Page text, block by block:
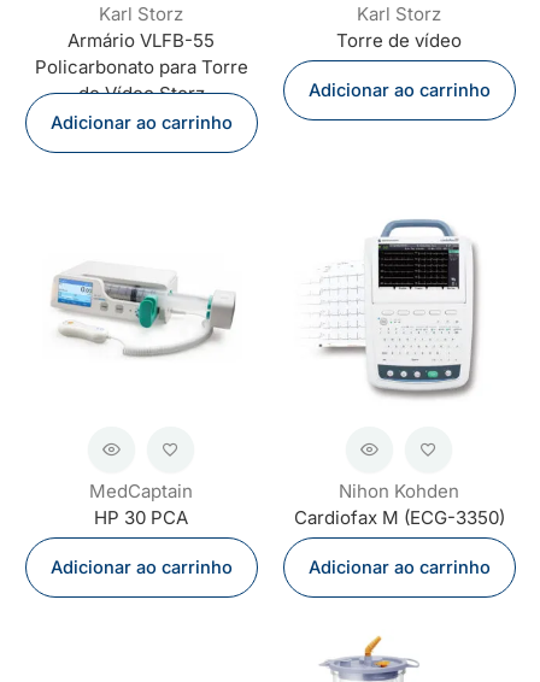
Karl Storz
Armário VLFB-55
Policarbonato para Torre
de Vídeo Storz
Adicionar ao carrinho
Karl Storz
Torre de vídeo
Adicionar ao carrinho
MedCaptain
HP 30 PCA
Adicionar ao carrinho
Nihon Kohden
Cardiofax M (ECG-3350)
Adicionar ao carrinho